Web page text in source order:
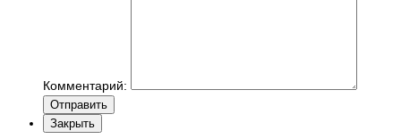
Комментарий:
Отправить
Закрыть